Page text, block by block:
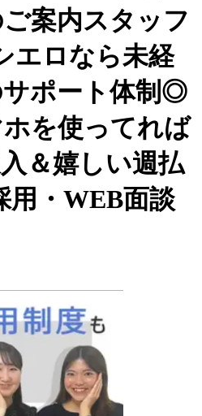
案内スタッフ
エロなら未経
ポート体制◎
を使ってれば
＆嬉しい週払
用・WEB面談